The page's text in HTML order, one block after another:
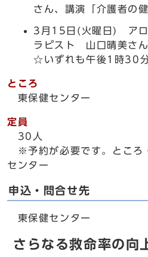
さん、講演「介護者の
3月15日(火曜日) ア
ラピスト 山口晴美さ
☆いずれも午後1時30
ところ
東保健センター
定員
30人
※予約が必要です。ところ
センター
申込・問合せ先
東保健センター
さらなる救命率の向